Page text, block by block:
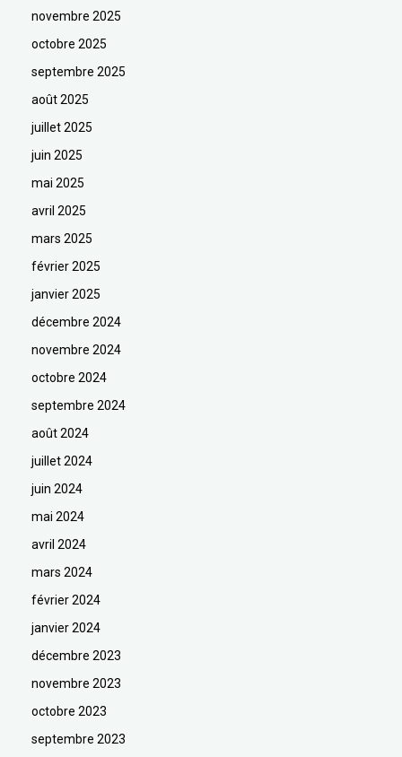
novembre 2025
octobre 2025
septembre 2025
août 2025
juillet 2025
juin 2025
mai 2025
avril 2025
mars 2025
février 2025
janvier 2025
décembre 2024
novembre 2024
octobre 2024
septembre 2024
août 2024
juillet 2024
juin 2024
mai 2024
avril 2024
mars 2024
février 2024
janvier 2024
décembre 2023
novembre 2023
octobre 2023
septembre 2023